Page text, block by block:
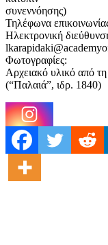
συνεννόησης)
Τηλέφωνα
Ηλεκτρονική
Φωτογραφίες:
Αρχειακό υλικό από
(“Παλαιά”, ιδρ. 1840)